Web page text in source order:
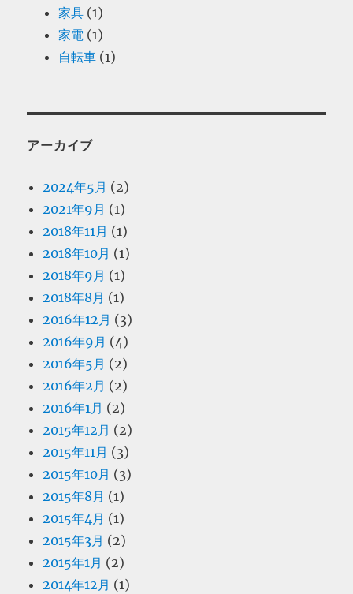
家具 (1)
家電 (1)
自転車 (1)
アーカイブ
2024年5月 (2)
2021年9月 (1)
2018年11月 (1)
2018年10月 (1)
2018年9月 (1)
2018年8月 (1)
2016年12月 (3)
2016年9月 (4)
2016年5月 (2)
2016年2月 (2)
2016年1月 (2)
2015年12月 (2)
2015年11月 (3)
2015年10月 (3)
2015年8月 (1)
2015年4月 (1)
2015年3月 (2)
2015年1月 (2)
2014年12月 (1)